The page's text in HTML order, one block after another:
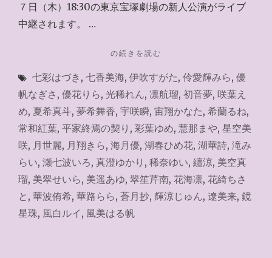
７日（木）18:30の東京宝塚劇場の新人公演がライブ
中継されます。 …
"ラ
ブ
配
『蒼
月
抄』
人
公
演
の続きを読む
七彩はづき , 七香美海, 伊吹すがた, 伶愛輝みら, 優
帆なぎさ , 優花りら, 光稀れん, 凛航瑠, 初音夢, 咲葉え
め, 夏希真斗, 夢希舞香, 宇咲瞬, 宙翔かなた, 希蘭るね,
常和紅葉, 平家終焉の契り , 彩葉ゆめ, 慧那まや, 星空美
咲, 月世麗, 月翔きら, 海月優, 湖春ひめ花, 湖華詩, 滝み
らい, 瀬七波いろ, 真澄ゆかり , 稀奈ゆい, 纏涼, 美空真
瑠, 美翠せいら, 美遥あゆ, 翠笙芹南, 花海凛, 花綺ちさ
と , 華波侑希, 華路らら, 蒼月抄, 輝涼じゅん, 遼美来, 鏡
星珠, 風白ルイ , 風美はる帆